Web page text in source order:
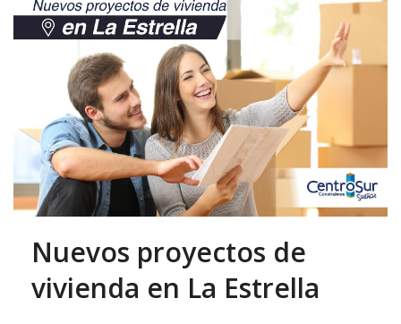
Nuevos proyectos de
vivienda en La Estrella